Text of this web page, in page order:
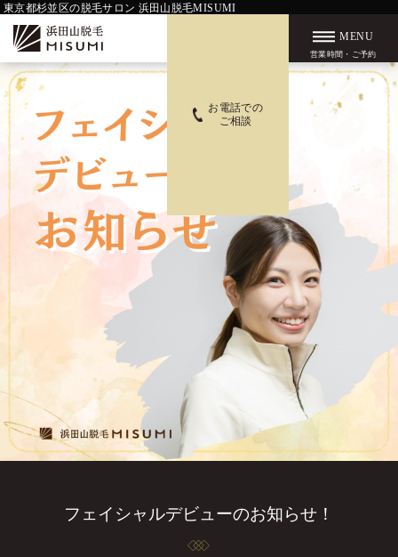
東京都杉並区の脱毛サロン 浜田山脱毛MISUMI
お電話での
ご相談
MENU
営業時間・ご予約
フェイシャルデビューのお知らせ！